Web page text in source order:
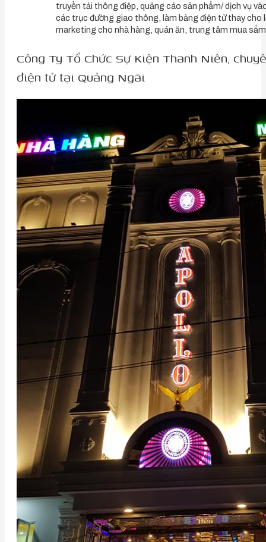
truyền tải thông điệp, quảng cáo sản phẩm/ dịch vụ
các trục đường giao thông, làm bảng điện tử thay cho
marketing cho nhà hàng, quán ăn, trung tâm mua
Công Ty Tổ Chức Sự Kiện Thanh Niên,
điện tử tại Quảng Ngãi